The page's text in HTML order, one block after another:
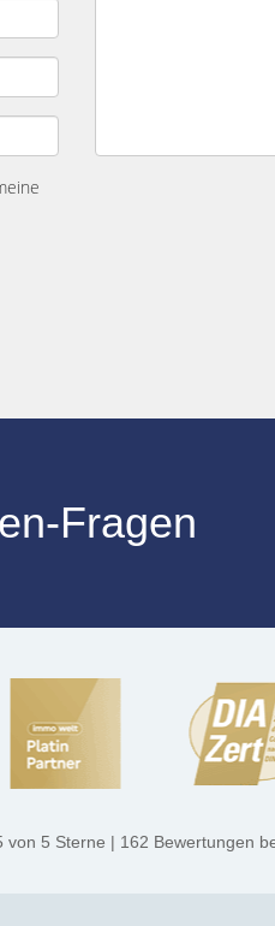
Fragen
von 5 Sterne | 162 Bewertungen